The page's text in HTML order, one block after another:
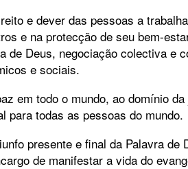
e dever das pessoas a
e na protecção de seu bem-
de Deus, negociação colectiva e
e sociais.
em todo o mundo, ao domínio
para todas as pessoas do mundo.
presente e final da Palavra
de manifestar a vida do